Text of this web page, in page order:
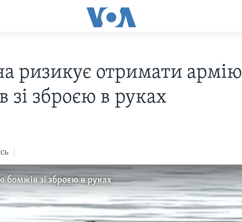
ризикує отримати армію
зі зброєю в руках
бомжів зі зброєю в руках